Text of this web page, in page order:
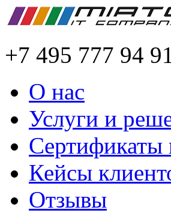
+7 495 777 94 91
О нас
Услуги и
Сертификаты
Кейсы
Отзывы